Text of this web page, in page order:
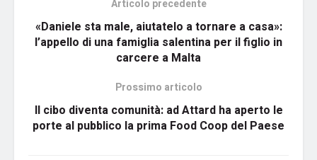
Articolo precedente
«Daniele sta male, aiutatelo a tornare a casa»:
l’appello di una famiglia salentina per il figlio in
carcere a Malta
Prossimo articolo
Il cibo diventa comunità: ad Attard ha aperto le
porte al pubblico la prima Food Coop del Paese